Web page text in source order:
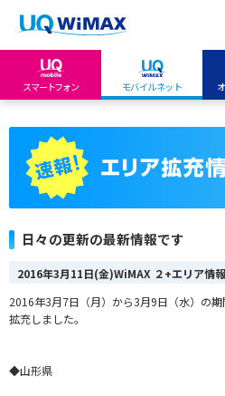
スマートフォン モバイルネット
My UQ mobile
UQ mobile
UQ WiMAX
UQ WiMAX
日々の更新の最新情報です
2016年3月11日(金)WiMAX ２+エリア情報
2016年3月7日（月）から3月9日（水）の
拡充しました。
◆山形県